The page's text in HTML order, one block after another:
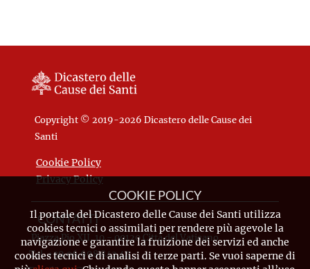
Copyright © 2019-2026 Dicastero delle Cause dei
Santi
Cookie Policy
Privacy Policy
CONTATTI
Piazza Pio XII, 10 - 00120 Città del Vaticano
Tel. +39.06.698.842.44
COOKIE POLICY
Il portale del Dicastero delle Cause dei Santi utilizza
cookies tecnici o assimilati per rendere più agevole la
navigazione e garantire la fruizione dei servizi ed anche
cookies tecnici e di analisi di terze parti. Se vuoi saperne di